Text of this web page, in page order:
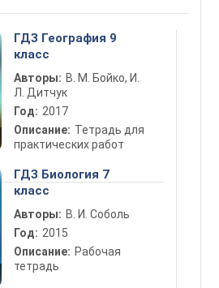
ГДЗ География 9
класс
Авторы: В. М. Бойко, И.
Л. Дитчук
Год: 2017
Описание: Тетрадь для
практических работ
ГДЗ Биология 7
класс
Авторы: В. И. Соболь
Год: 2015
Описание: Рабочая
тетрадь